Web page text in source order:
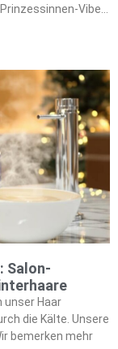
Vibes
Mousse auf
Textur mit
wunderschön mit
Nuancen ein.
durch
Salon-
unser Haar
die Kälte. Unsere
bemerken mehr